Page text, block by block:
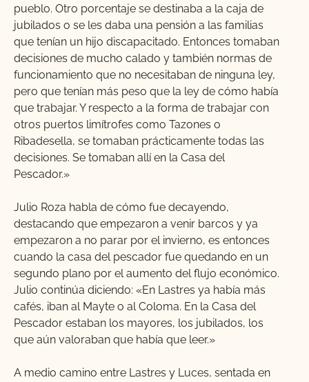
pueblo. Otro porcentaje se destinaba a la caja de
jubilados o se les daba una pensión a las familias
que tenían un hijo discapacitado. Entonces tomaban
decisiones de mucho calado y también normas de
funcionamiento que no necesitaban de ninguna ley,
pero que tenían más peso que la ley de cómo había
que trabajar. Y respecto a la forma de trabajar con
otros puertos limítrofes como Tazones o
Ribadesella, se tomaban prácticamente todas las
decisiones. Se tomaban allí en la Casa del
Pescador.»
Julio Roza habla de cómo fue decayendo,
destacando que empezaron a venir barcos y ya
empezaron a no parar por el invierno, es entonces
cuando la casa del pescador fue quedando en un
segundo plano por el aumento del flujo económico.
Julio continúa diciendo: «En Lastres ya había más
cafés, iban al Mayte o al Coloma. En la Casa del
Pescador estaban los mayores, los jubilados, los
que aún valoraban que había que leer.»
A medio camino entre Lastres y Luces, sentada en